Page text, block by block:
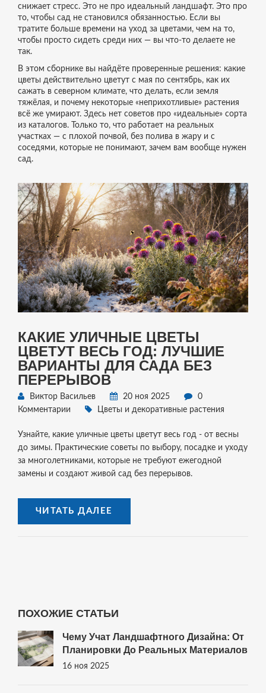
снижает стресс. Это не про идеальный ландшафт. Это про
то, чтобы сад не становился обязанностью. Если вы
тратите больше времени на уход за цветами, чем на то,
чтобы просто сидеть среди них — вы что-то делаете не
так.
В этом сборнике вы найдёте проверенные решения: какие
цветы действительно цветут с мая по сентябрь, как их
сажать в северном климате, что делать, если земля
тяжёлая, и почему некоторые «неприхотливые» растения
всё же умирают. Здесь нет советов про «идеальные» сорта
из каталогов. Только то, что работает на реальных
участках — с плохой почвой, без полива в жару и с
соседями, которые не понимают, зачем вам вообще нужен
сад.
КАКИЕ УЛИЧНЫЕ ЦВЕТЫ
ЦВЕТУТ ВЕСЬ ГОД: ЛУЧШИЕ
ВАРИАНТЫ ДЛЯ САДА БЕЗ
ПЕРЕРЫВОВ
Виктор Васильев 20 ноя 2025
0
Комментарии
Цветы и декоративные растения
Узнайте, какие уличные цветы цветут весь год - от весны
до зимы. Практические советы по выбору, посадке и уходу
за многолетниками, которые не требуют ежегодной
замены и создают живой сад без перерывов.
ЧИТАТЬ ДАЛЕЕ
ПОХОЖИЕ СТАТЬИ
Чему Учат Ландшафтного Дизайна: От
Планировки До Реальных Материалов
16 ноя 2025